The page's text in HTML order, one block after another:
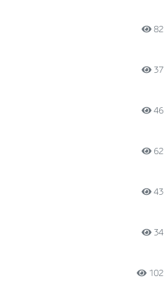
82
37
46
62
43
34
102